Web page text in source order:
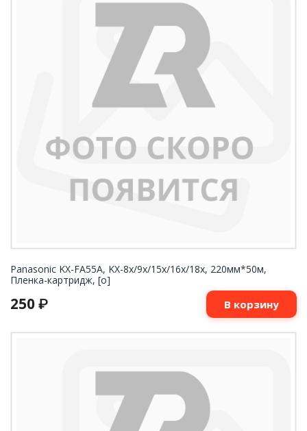
Panasonic KX-FA55A, KX-8x/9x/15x/16x/18x, 220мм*50м,
Пленка-картридж, [о]
250 ₽ В корзину